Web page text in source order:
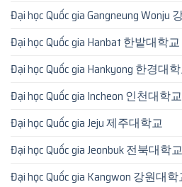
Đại học Quốc gia Gangneung Wonju
Đại học Quốc gia Hanbat 한밭대학교
Đại học Quốc gia Hankyong 한경대
Đại học Quốc gia Incheon 인천대학교
Đại học Quốc gia Jeju 제주대학교
Đại học Quốc gia Jeonbuk 전북대학교
Đại học Quốc gia Kangwon 강원대학